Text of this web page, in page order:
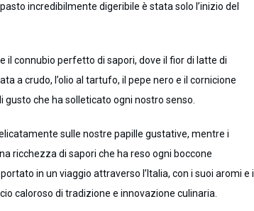
incredibilmente digeribile è stata solo l’inizio del
il connubio perfetto di sapori, dove il fior di latte di
a crudo, l’olio al tartufo, il pepe nero e il cornicione
gusto che ha solleticato ogni nostro senso.
sulle nostre papille gustative, mentre i
ricchezza di sapori che ha reso ogni boccone
in un viaggio attraverso l’Italia, con i suoi aromi e i
caloroso di tradizione e innovazione culinaria.